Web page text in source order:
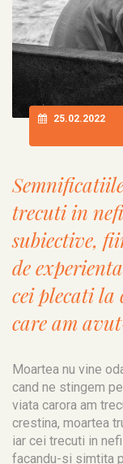
25.02.2022
trecuti in
subiective,
de
cei plecati la
care am
Moartea nu vine
cand ne stingem
viata carora am
crestina, moartea
iar cei trecuti in
facandu-si simtita